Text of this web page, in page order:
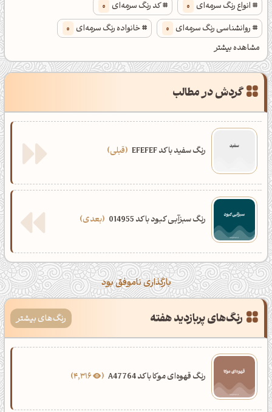
انواع رنگ سرمه‌ای 0 کد رنگ سرمه‌ای 0
روانشناسی رنگ سرمه‌ای 0 خانواده رنگ سرمه‌ای 0
مشاهده بیشتر
انواع رنگ سرمه‌ای بسیار 0 کد رنگ سرمه‌ای بسیار 0
روانشناسی رنگ سرمه‌ای بسیار
گردش در مطالب
رنگ سفید با کد EFEFEF قبلی
رنگ سبزآبی کبود با کد 014955 بعدی
بارگذاری ناموفق بود
رنگ‌های پربازدید هفته رنگ‌های بیشتر
رنگ قهوه‌ای موکا با کد A47764